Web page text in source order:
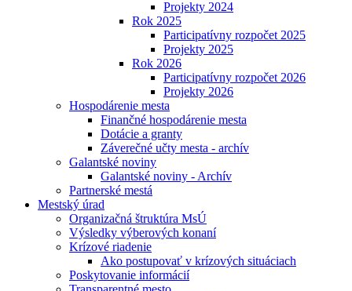
Projekty 2024
Rok 2025
Participatívny rozpočet 2025
Projekty 2025
Rok 2026
Participatívny rozpočet 2026
Projekty 2026
Hospodárenie mesta
Finančné hospodárenie mesta
Dotácie a granty
Záverečné učty mesta - archív
Galantské noviny
Galantské noviny - Archív
Partnerské mestá
Mestský úrad
Organizačná štruktúra MsÚ
Výsledky výberových konaní
Krízové riadenie
Ako postupovať v krízových situáciach
Poskytovanie informácií